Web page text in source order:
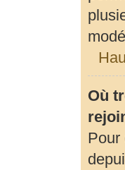
Où
Pour